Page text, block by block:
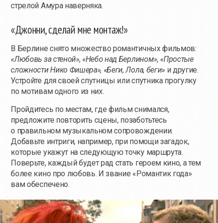
стрелой Амура наверняка.
«Джонни, сделай мне монтаж!»
В Берлине снято множество романтичных фильмов:
«Любовь за стеной», «Небо над Берлином», «Простые
сложности Нико Фишера», «Беги, Лола, беги»и другие.
Устройте для своей спутницы или спутника прогулку
по мотивам одного из них.
Пройдитесь по местам, где фильм снимался,
предложите повторить сцены, позаботьтесь
о правильном музыкальном сопровождении.
Добавьте интриги, например, при помощи загадок,
которые укажут на следующую точку маршрута.
Поверьте, каждый будет рад стать героем кино, а тем
более кино про любовь. И звание «Романтик года»
вам обеспечено.